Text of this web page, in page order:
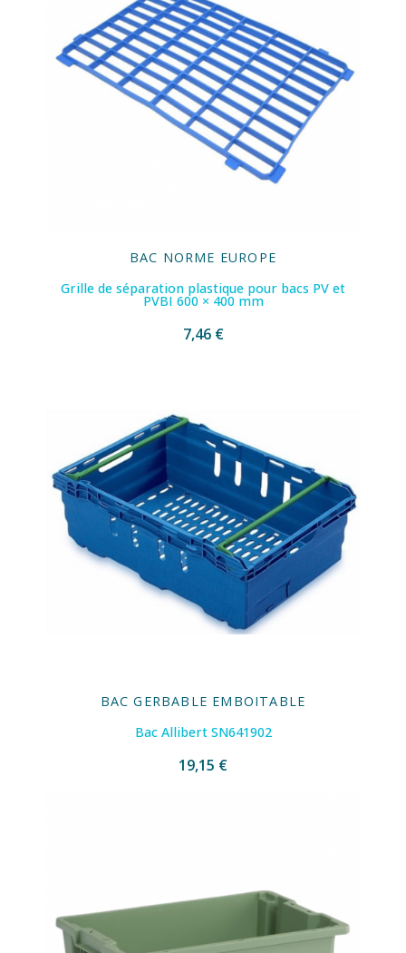
BAC NORME EUROPE
Grille de séparation plastique pour bacs PV et
PVBI 600 × 400 mm
7,46 €
BAC GERBABLE EMBOITABLE
Bac Allibert SN641902
19,15 €